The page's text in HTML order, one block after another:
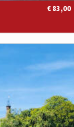
€ 83,00